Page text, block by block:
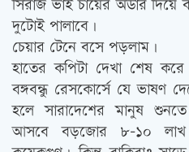
সিরাজ ভাই চায়ের অর্ডার
দুটোই পালাবে।
চেয়ার টেনে বসে পড়লাম।
হাতের কপিটা দেখা শেষ
বঙ্গবন্ধু রেসকোর্সে যে ভাষণ
হলে সারাদেশের মানুষ
আসবে বড়জোর ৮-১০